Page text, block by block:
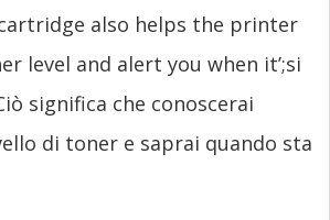
also helps the printer
level and alert you when it’;si
significa che conoscerai
di toner e saprai quando sta